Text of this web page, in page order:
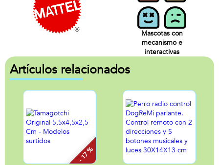
Mascotas con
mecanismo e
interactivas
Artículos relacionados
- 17 %